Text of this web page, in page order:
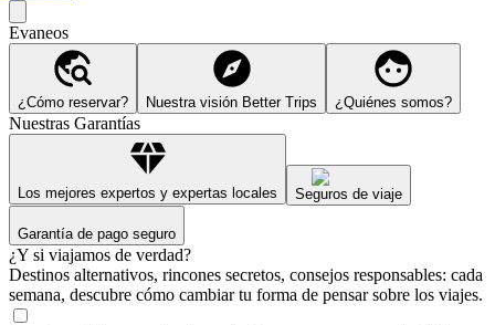
Evaneos
¿Cómo reservar? Nuestra visión Better Trips ¿Quiénes somos?
Nuestras Garantías
Los mejores expertos y expertas locales Seguros de viaje
Garantía de pago seguro
¿Y si viajamos de verdad?
Destinos alternativos, rincones secretos, consejos responsables: cada
semana, descubre cómo cambiar tu forma de pensar sobre los viajes.